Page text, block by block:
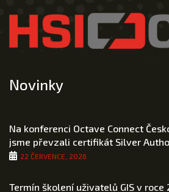
Novinky
Na konferenci Octave Connect
jsme převzali certifikát Silver
22 ČERVENCE, 2026
Termín školení uživatelů GIS v roce